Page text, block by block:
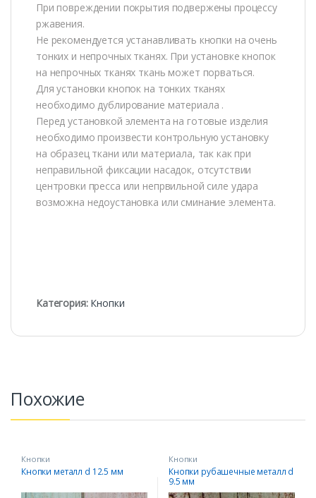
При повреждении покрытия подвержены процессу
ржавения.
Не рекомендуется устанавливать кнопки на очень
тонких и непрочных тканях. При установке кнопок
на непрочных тканях ткань может порваться.
Для установки кнопок на тонких тканях
необходимо дублирование материала .
Перед установкой элемента на готовые изделия
необходимо произвести контрольную установку
на образец ткани или материала, так как при
неправильной фиксации насадок, отсутствии
центровки пресса или непрвильной силе удара
возможна недоустановка или сминание элемента.
Категория: Кнопки
Похожие
Кнопки
Кнопки металл d 12.5 мм
Кнопки
Кнопки рубашечные металл d
9.5 мм